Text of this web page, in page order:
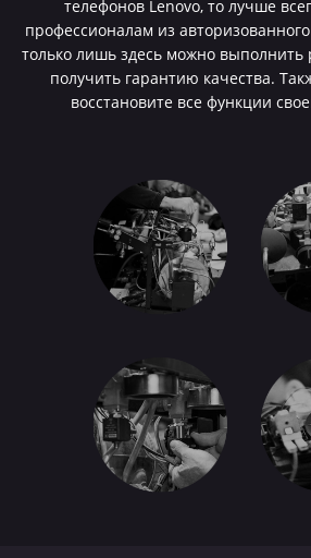
телефонов Lenovo, то лучше
профессионалам из
только лишь здесь можно выполнить
получить гарантию качества.
восстановите все функции